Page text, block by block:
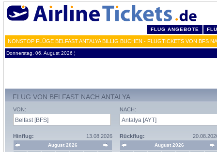
FLUG ANGEBOTE
NONSTOP FLÜGE BELFAST ANTALYA BILLIG BUCHEN - FLUGTICKETS VON BFS
Donnerstag, 06. August 2026 ¦
FLUG VON BELFAST NACH ANTALYA
VON:
Hinflug: 13.08.2026
August 2026
NACH:
Rückflug:
August 2026